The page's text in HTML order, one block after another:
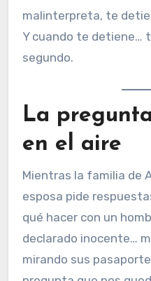
malinterpreta, te
Y cuando te detiene…
segundo.
La
en el aire
Mientras la familia de
esposa pide
qué hacer con un
declarado inocente…
mirando sus